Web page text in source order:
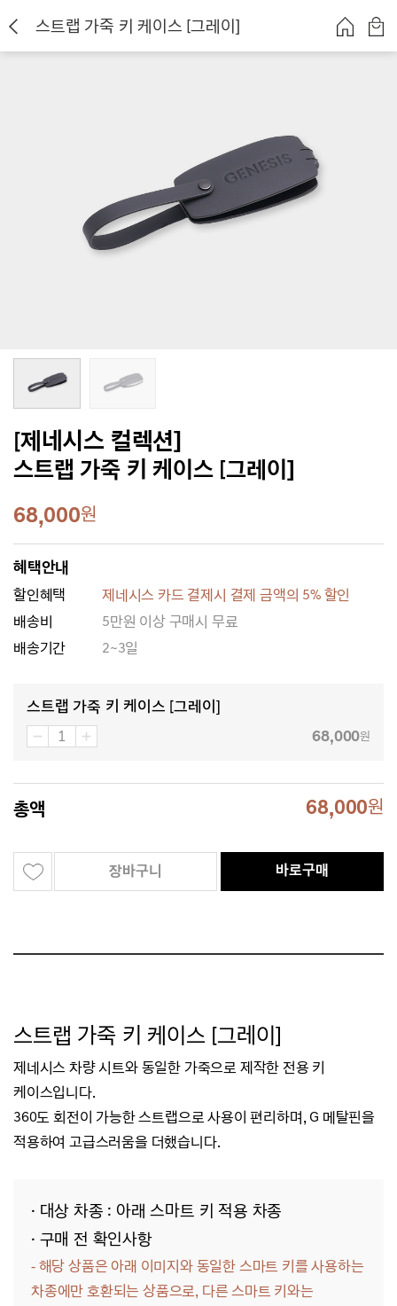
스트랩 가죽 키 케이스 [그레이]
[제네시스 컬렉션]
스트랩 가죽 키 케이스 [그레이]
68,000원
혜택안내
할인혜택
제네시스 카드 결제시 결제 금액의 5% 할인
배송비
5만원 이상 구매시 무료
배송기간
2~3일
스트랩 가죽 키 케이스 [그레이]
68,000원
총액 68,000원
장바구니 바로구매
스트랩 가죽 키 케이스 [그레이]
제네시스 차량 시트와 동일한 가죽으로 제작한 전용 키
케이스입니다.
360도 회전이 가능한 스트랩으로 사용이 편리하며,G 메탈핀을
적용하여 고급스러움을 더했습니다.
· 대상 차종 : 아래 스마트 키 적용 차종
· 구매 전 확인사항
- 해당 상품은 아래 이미지와 동일한 스마트 키를 사용하는
차종에만 호환되는 상품으로, 다른 스마트 키와는